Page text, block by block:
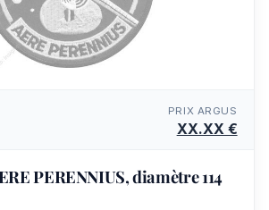
PRIX ARGUS
XX.XX €
PERENNIUS, diamètre 114